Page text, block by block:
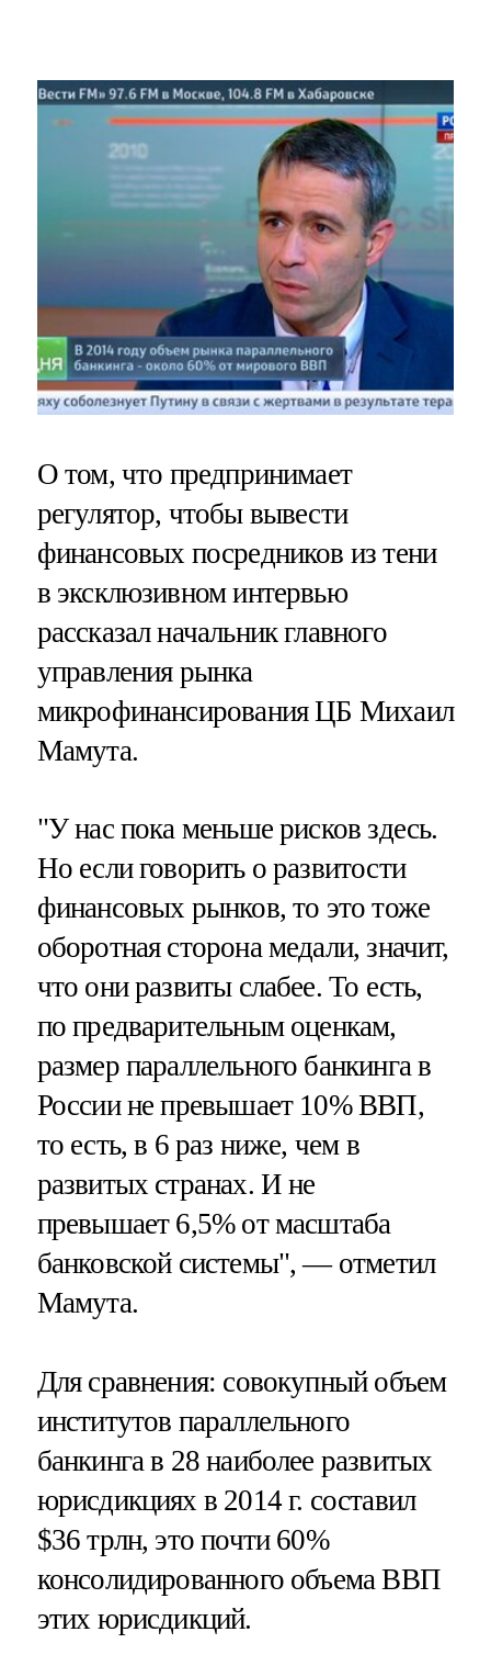
О том, что предпринимает
регулятор, чтобы вывести
финансовых посредников из тени
в эксклюзивном интервью
рассказал начальник главного
управления рынка
микрофинансирования ЦБ Михаил
Мамута.
"У нас пока меньше рисков здесь.
Но если говорить о развитости
финансовых рынков, то это тоже
оборотная сторона медали, значит,
что они развиты слабее. То есть,
по предварительным оценкам,
размер параллельного банкинга в
России не превышает 10% ВВП,
то есть, в 6 раз ниже, чем в
развитых странах. И не
превышает 6,5% от масштаба
банковской системы", — отметил
Мамута.
Для сравнения: совокупный объем
институтов параллельного
банкинга в 28 наиболее развитых
юрисдикциях в 2014 г. составил
$36 трлн, это почти 60%
консолидированного объема ВВП
этих юрисдикций.